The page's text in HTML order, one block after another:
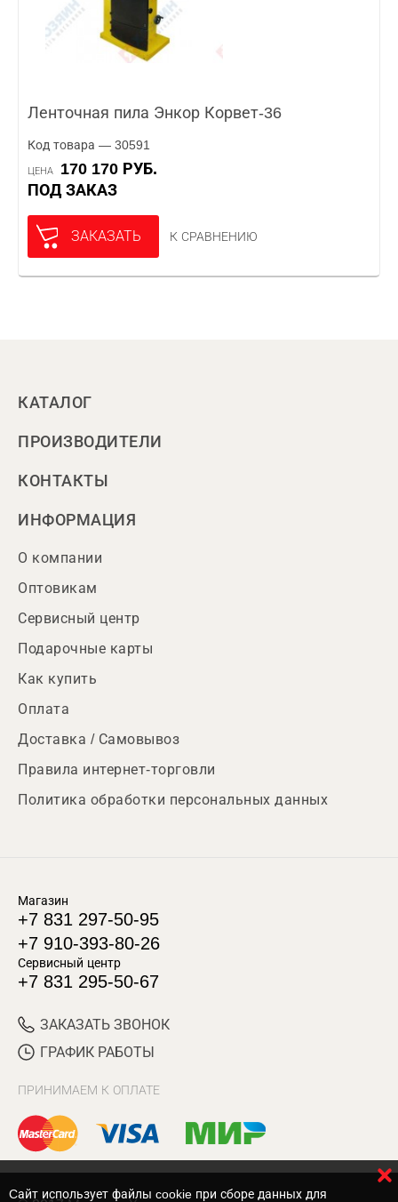
Ленточная пила Энкор Корвет-36
Код товара — 30591
ЦЕНА
170 170 РУБ.
ПОД ЗАКАЗ
ЗАКАЗАТЬ К СРАВНЕНИЮ
КАТАЛОГ
ПРОИЗВОДИТЕЛИ
КОНТАКТЫ
ИНФОРМАЦИЯ
О компании
Оптовикам
Сервисный центр
Подарочные карты
Как купить
Оплата
Доставка / Самовывоз
Правила интернет-торговли
Политика обработки персональных данных
Магазин
+7 831 297-50-95
+7 910-393-80-26
Сервисный центр
+7 831 295-50-67
ЗАКАЗАТЬ ЗВОНОК
ГРАФИК РАБОТЫ
ПРИНИМАЕМ К ОПЛАТЕ
Cайт использует файлы cookie при сборе данных для